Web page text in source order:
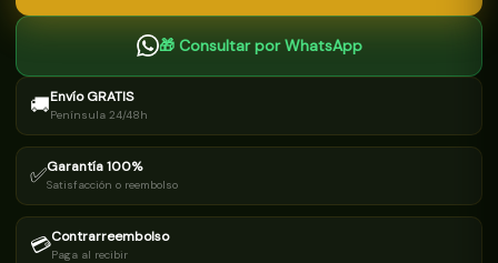
Criado
en
y
Queso
Semicurado
de
3
kg
¡La
Exquisitez
que
Mereces
🎁 Consultar por WhatsApp
🚚Envío GRATIS
Península 24/48h
✅Garantía 100%
Satisfacción o reembolso
💳Contrarreembolso
Paga al recibir